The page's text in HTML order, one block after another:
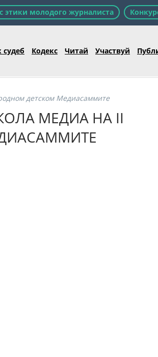
этики молодого журналиста
судеб Кодекс Читай Участвуй
детском Медиасаммите
МЕДИА НА II